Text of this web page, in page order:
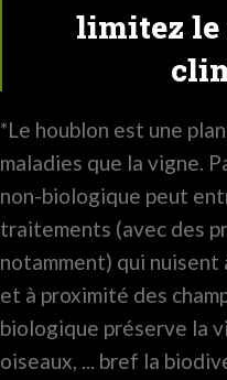
limitez le
*Le houblon est une
maladies que la vigne.
non-biologique peut
traitements (avec des
notamment) qui
et à proximité des
biologique préserve la
oiseaux, ... bref la